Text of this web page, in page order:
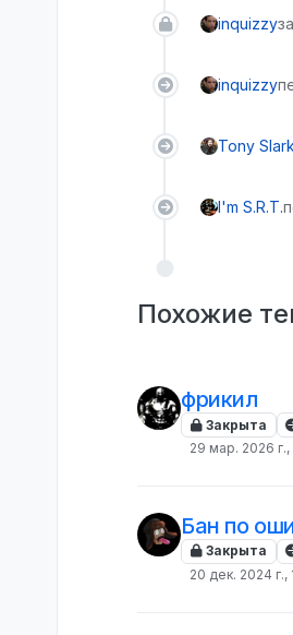
inquizzy
inquizzy
Tony Slark
I'm S.R.T.
Похожие
фрикил
Закрыта
29 мар. 2026 г.,
Бан по
Закрыта
20 дек. 2024 г.,